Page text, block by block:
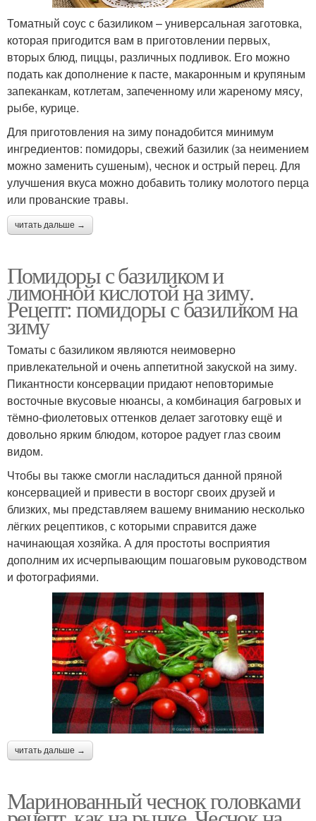
Томатный соус с базиликом – универсальная заготовка,
которая пригодится вам в приготовлении первых,
вторых блюд, пиццы, различных подливок. Его можно
подать как дополнение к пасте, макаронным и крупяным
запеканкам, котлетам, запеченному или жареному мясу,
рыбе, курице.
Для приготовления на зиму понадобится минимум
ингредиентов: помидоры, свежий базилик (за неимением
можно заменить сушеным), чеснок и острый перец. Для
улучшения вкуса можно добавить толику молотого перца
или прованские травы.
читать дальше →
Помидоры с базиликом и
лимонной кислотой на зиму.
Рецепт: помидоры с базиликом на
зиму
Томаты с базиликом являются неимоверно
привлекательной и очень аппетитной закуской на зиму.
Пикантности консервации придают неповторимые
восточные вкусовые нюансы, а комбинация багровых и
тёмно-фиолетовых оттенков делает заготовку ещё и
довольно ярким блюдом, которое радует глаз своим
видом.
Чтобы вы также смогли насладиться данной пряной
консервацией и привести в восторг своих друзей и
близких, мы представляем вашему вниманию несколько
лёгких рецептиков, с которыми справится даже
начинающая хозяйка. А для простоты восприятия
дополним их исчерпывающим пошаговым руководством
и фотографиями.
читать дальше →
Маринованный чеснок головками